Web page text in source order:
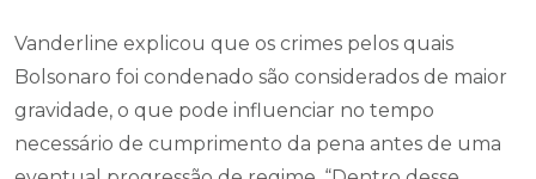
Vanderline explicou que os crimes pelos quais
Bolsonaro foi condenado são considerados de maior
gravidade, o que pode influenciar no tempo
necessário de cumprimento da pena antes de uma